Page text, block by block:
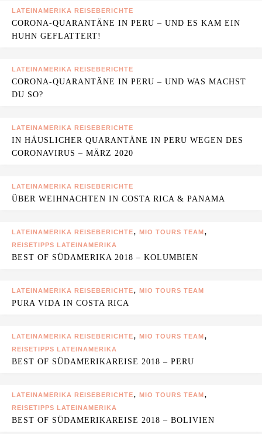
LATEINAMERIKA REISEBERICHTE
CORONA-QUARANTÄNE IN PERU – UND ES KAM EIN
HUHN GEFLATTERT!
LATEINAMERIKA REISEBERICHTE
CORONA-QUARANTÄNE IN PERU – UND WAS MACHST
DU SO?
LATEINAMERIKA REISEBERICHTE
IN HÄUSLICHER QUARANTÄNE IN PERU WEGEN DES
CORONAVIRUS – MÄRZ 2020
LATEINAMERIKA REISEBERICHTE
ÜBER WEIHNACHTEN IN COSTA RICA & PANAMA
LATEINAMERIKA REISEBERICHTE, MIO TOURS TEAM,
REISETIPPS LATEINAMERIKA
BEST OF SÜDAMERIKA 2018 – KOLUMBIEN
LATEINAMERIKA REISEBERICHTE, MIO TOURS TEAM
PURA VIDA IN COSTA RICA
LATEINAMERIKA REISEBERICHTE, MIO TOURS TEAM,
REISETIPPS LATEINAMERIKA
BEST OF SÜDAMERIKAREISE 2018 – PERU
LATEINAMERIKA REISEBERICHTE, MIO TOURS TEAM,
REISETIPPS LATEINAMERIKA
BEST OF SÜDAMERIKAREISE 2018 – BOLIVIEN